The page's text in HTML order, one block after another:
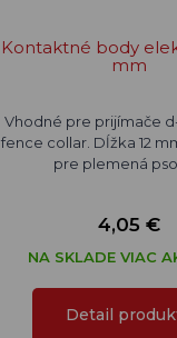
Kontaktné body
mm
Vhodné pre prijímače
fence collar. Dĺžka 12
pre plemená
4,05 €
NA SKLADE VIAC
Detail